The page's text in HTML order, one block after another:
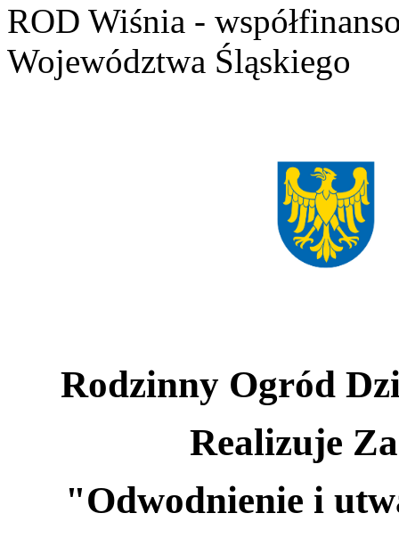
ROD Wiśnia -
Województwa Śląskiego
Rodzinny Ogród
Realizuje
"Odwodnienie i